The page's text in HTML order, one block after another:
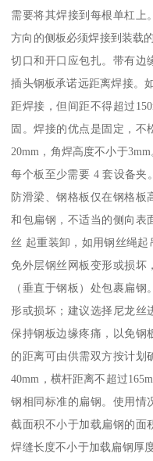
需要将其焊接到每根单杠上
方向的侧板必须焊接到装载
切口和开口应包扎。带有边
插头钢板承诺远距离焊接。
距焊接，但间距不得超过
固。焊接的优点是固定，不
20mm，角焊高度不小于
每个板至少需要 4 套设备夹
防滑梁、钢格板仅在钢格板
和包扁钢，不适当的侧向表
丝 起重装卸，如用钢丝绳
免外层钢丝网板变形或损坏
（垂直于钢板）处包裹扁
形或损坏；建议选择尼龙丝
保持钢板边缘疼痛，以免钢
的距离可由供需双方按计划
40mm，横杆距离不超过
钢相同标准的扁钢。使用情
截面积不小于加载扁钢的面
焊缝长度不小于加载扁钢厚